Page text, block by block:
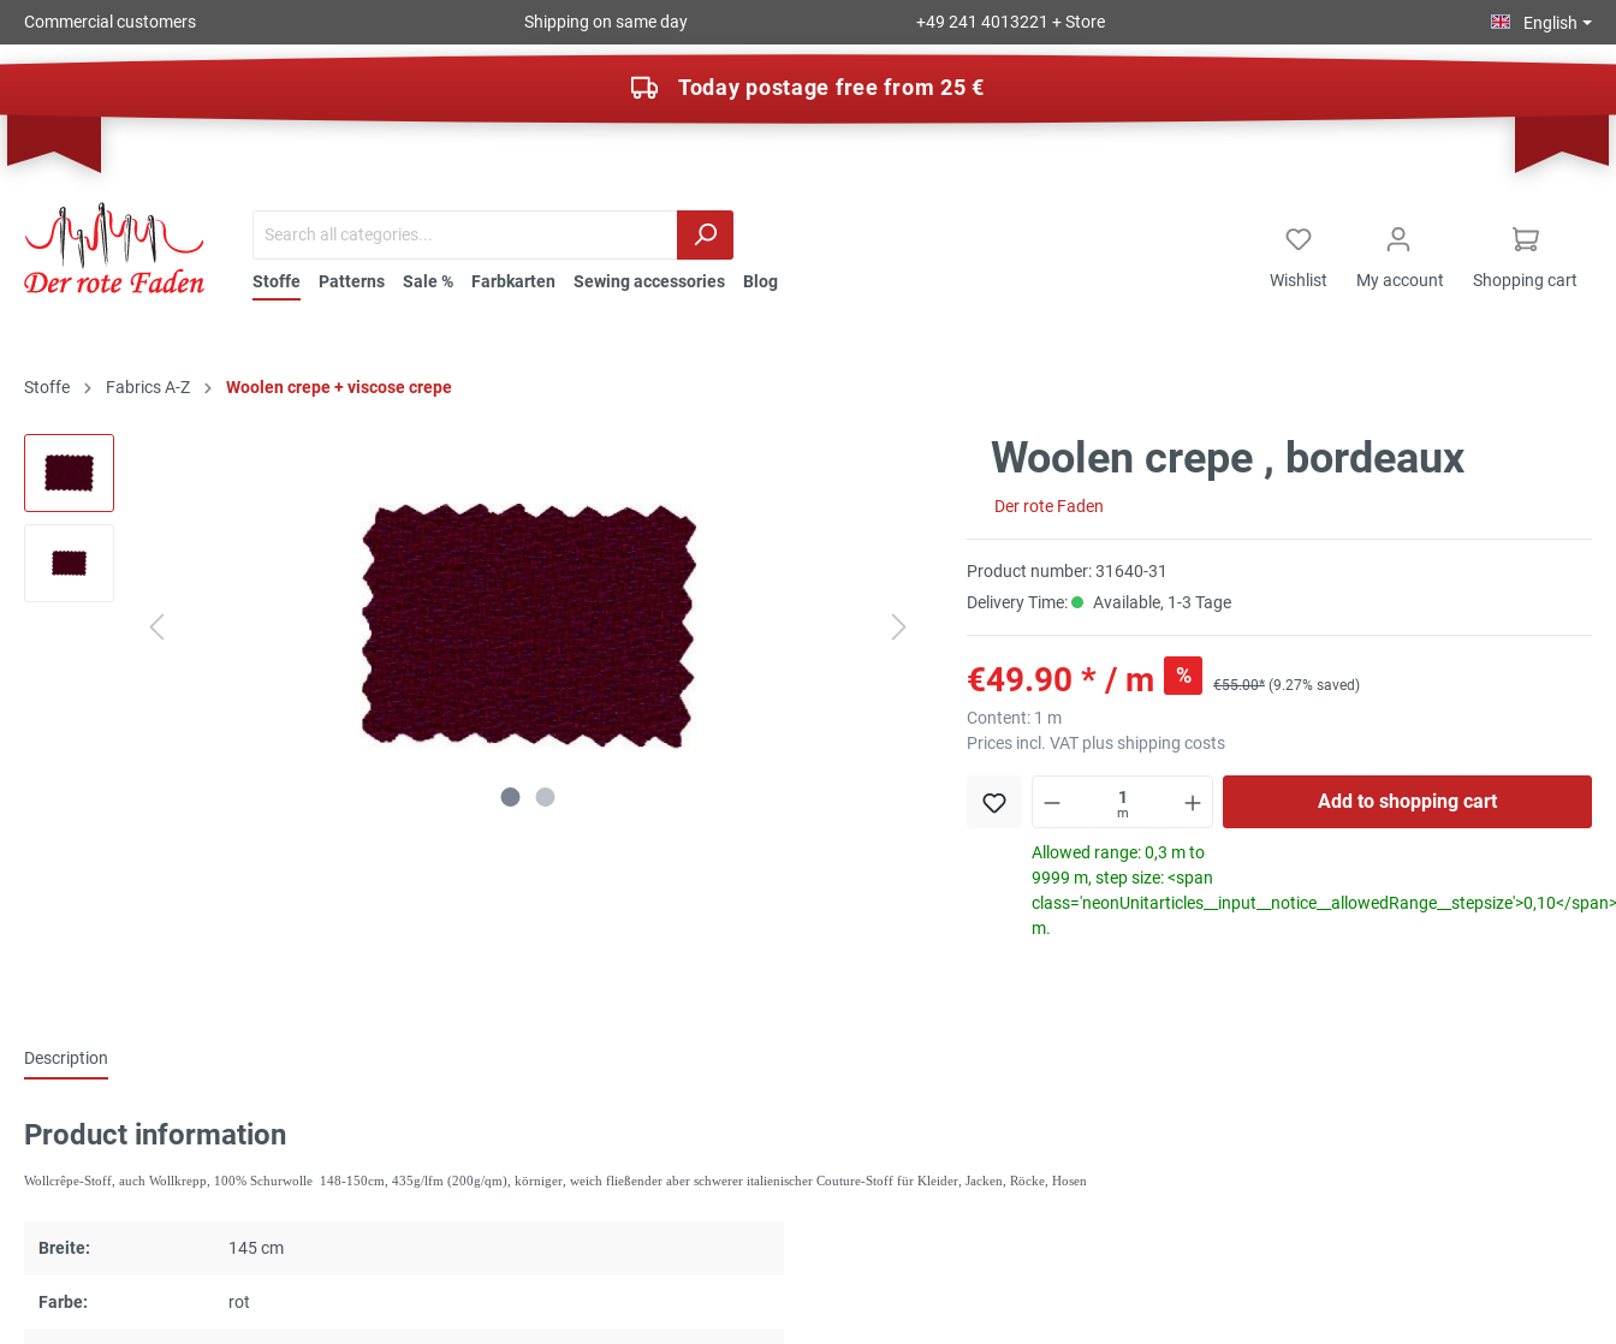
Commercial customers Shipping on same day +49 241 4013221 + Store English
Today postage free from 25 €
Stoffe Patterns Sale % Farbkarten Sewing accessories Blog Wishlist My account Shopping cart
Stoffe Fabrics A-Z Woolen crepe + viscose crepe
Woolen crepe , bordeaux
Der rote Faden
Product number:31640-31
Delivery Time:
Available, 1-3 Tage
€49.90 * / m % €55.00* (9.27% saved)
Content: 1 m
Prices incl. VAT plus shipping costs
m
Add to shopping cart
Allowed range: 0,3 m to
9999 m, step size: <span
class='neonUnitarticles__input__notice__allowedRange__stepsize'>0,10</span>
m.
Description
Product information
Wollcrêpe-Stoff, auch Wollkrepp, 100% Schurwolle 148-150cm, 435g/lfm (200g/qm), körniger, weich fließender aber schwerer italienischer Couture-Stoff für Kleider, Jacken, Röcke, Hosen
Breite: 145 cm
Farbe: rot